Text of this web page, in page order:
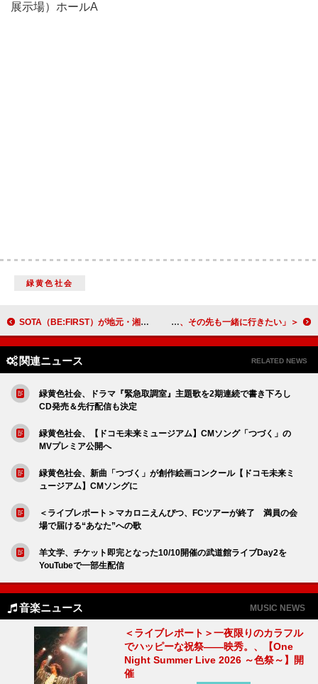
展示場）ホールA
緑黄色社会
SOTA（BE:FIRST）が地元・湘南で過ごす休日へ誘う、ソロ曲「Chill with you」ダンスパフォーマンス映像公開 ＜ライブレポート＞SUPER★DRAGON、10年の蓄積をBLUEと分かち合ったツアーファイナル「9人とBLUEと武道館も東京ドームも、その先も一緒に行きたい」
関連ニュース RELATED NEWS
緑黄色社会、ドラマ『緊急取調室』主題歌を2期連続で書き下ろし
CD発売＆先行配信も決定
緑黄色社会、【ドコモ未来ミュージアム】CMソング「つづく」の
MVプレミア公開へ
緑黄色社会、新曲「つづく」が創作絵画コンクール【ドコモ未来ミ
ュージアム】CMソングに
＜ライブレポート＞マカロニえんぴつ、FCツアーが終了 満員の会
場で届ける“あなた”への歌
羊文学、チケット即完となった10/10開催の武道館ライブDay2を
YouTubeで一部生配信
音楽ニュース MUSIC NEWS
＜ライブレポート＞一夜限りのカラフル
でハッピーな祝祭――映秀。、【One
Night Summer Live 2026 ～色祭～】開
催